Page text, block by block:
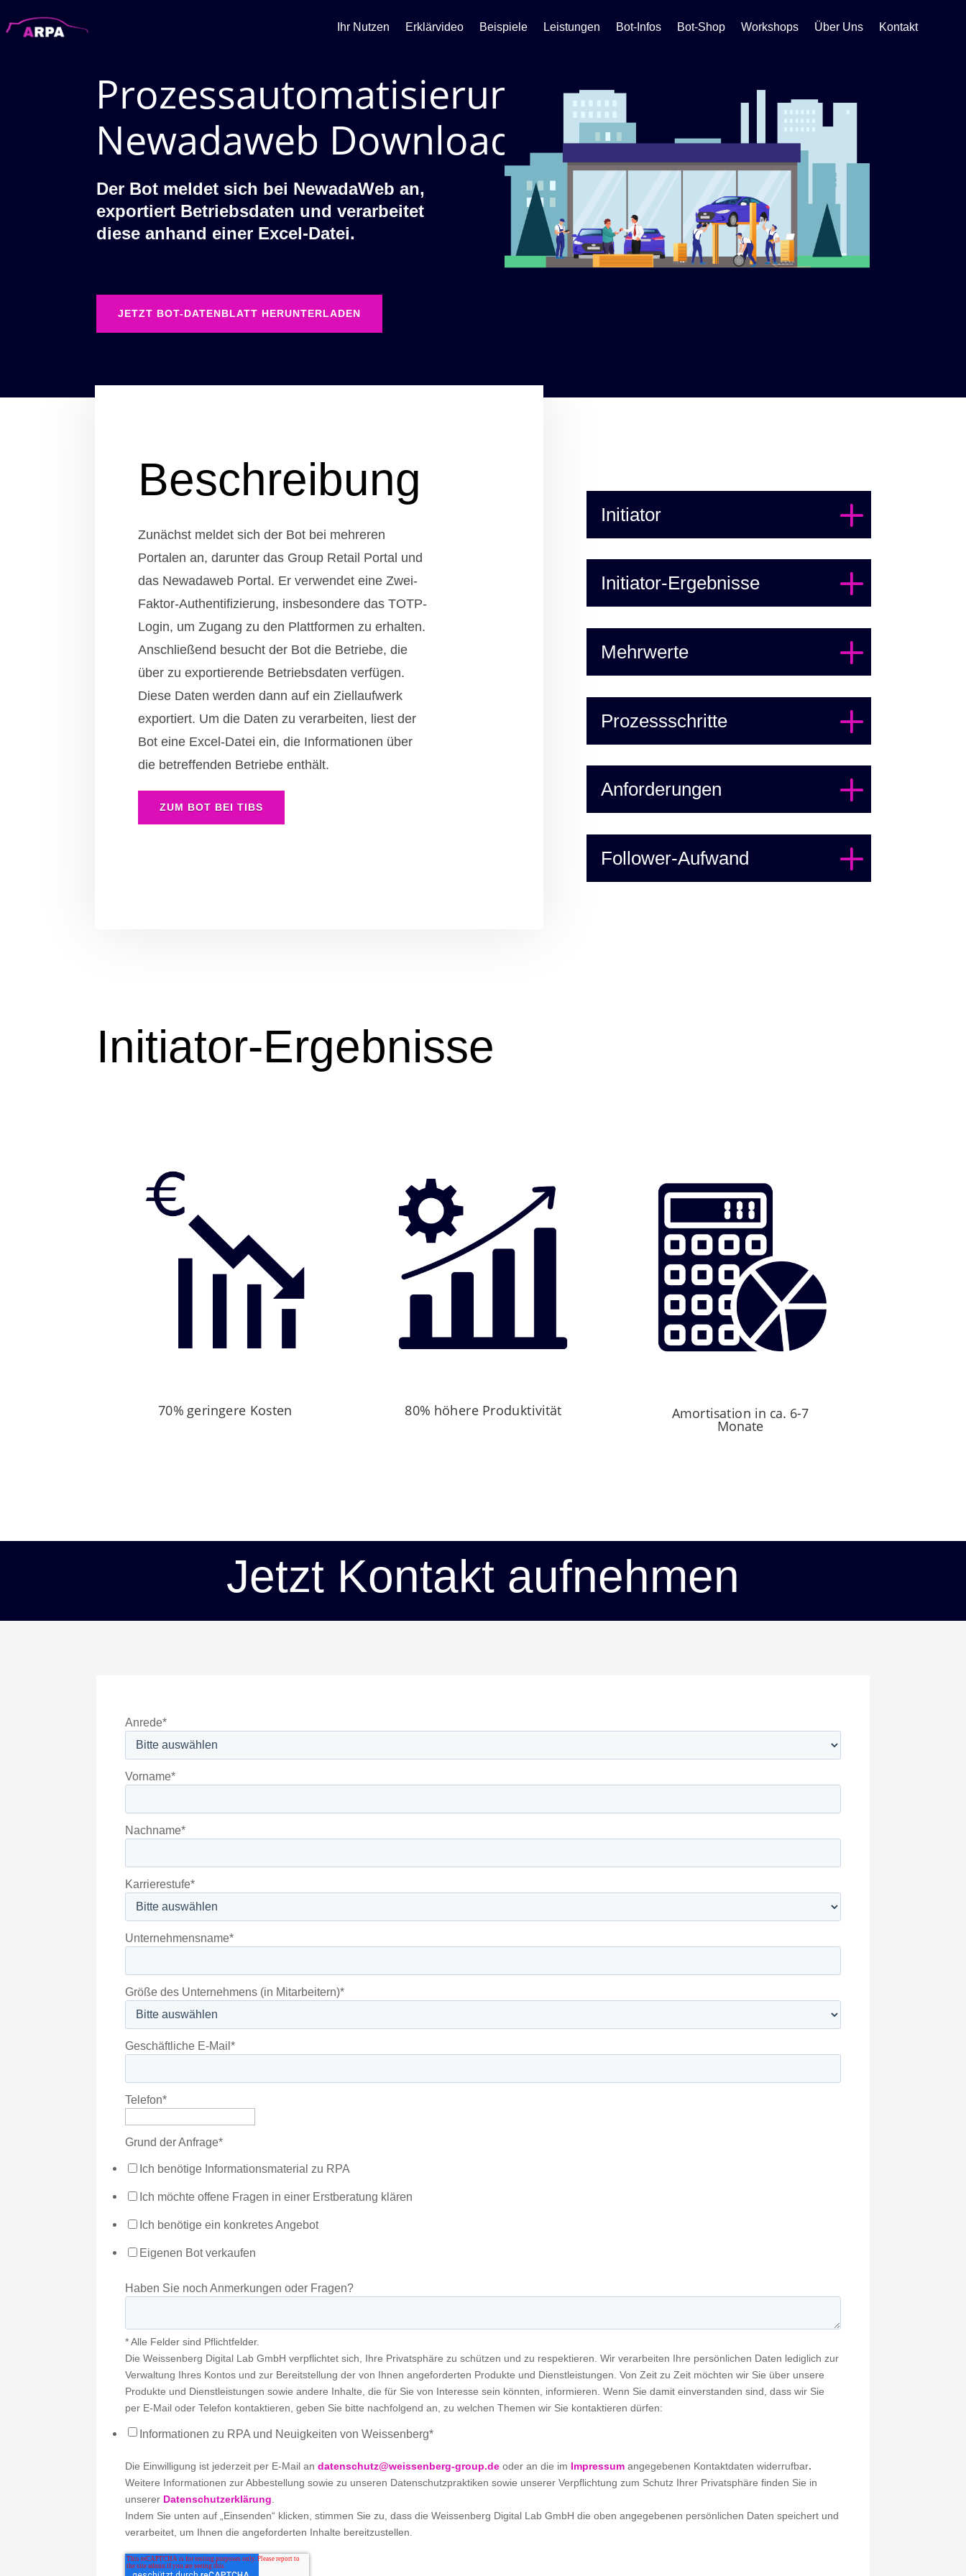
Ihr Nutzen Erklärvideo Beispiele Leistungen Bot-Infos Bot-Shop Workshops Über Uns Kontakt
Prozessautomatisierung
Newadaweb Download
Der Bot meldet sich bei NewadaWeb an,
exportiert Betriebsdaten und verarbeitet
diese anhand einer Excel-Datei.
JETZT BOT-DATENBLATT HERUNTERLADEN
Beschreibung
Zunächst meldet sich der Bot bei mehreren
Portalen an, darunter das Group Retail Portal und
das Newadaweb Portal. Er verwendet eine Zwei-
Faktor-Authentifizierung, insbesondere das TOTP-
Login, um Zugang zu den Plattformen zu erhalten.
Anschließend besucht der Bot die Betriebe, die
über zu exportierende Betriebsdaten verfügen.
Diese Daten werden dann auf ein Ziellaufwerk
exportiert. Um die Daten zu verarbeiten, liest der
Bot eine Excel-Datei ein, die Informationen über
die betreffenden Betriebe enthält.
ZUM BOT BEI TIBS
Initiator
Initiator-Ergebnisse
Mehrwerte
Prozessschritte
Anforderungen
Follower-Aufwand
Initiator-Ergebnisse
70% geringere Kosten 80% höhere Produktivität Amortisation in ca. 6-7
Monate
Jetzt Kontakt aufnehmen
Anrede*
Vorname*
Nachname*
Karrierestufe*
Unternehmensname*
Größe des Unternehmens (in Mitarbeitern)*
Geschäftliche E-Mail*
Telefon*
Grund der Anfrage*
Ich benötige Informationsmaterial zu RPA
Ich möchte offene Fragen in einer Erstberatung klären
Ich benötige ein konkretes Angebot
Eigenen Bot verkaufen
Haben Sie noch Anmerkungen oder Fragen?
* Alle Felder sind Pflichtfelder.
Die Weissenberg Digital Lab GmbH verpflichtet sich, Ihre Privatsphäre zu schützen und zu respektieren. Wir verarbeiten Ihre persönlichen Daten lediglich zur
Verwaltung Ihres Kontos und zur Bereitstellung der von Ihnen angeforderten Produkte und Dienstleistungen. Von Zeit zu Zeit möchten wir Sie über unsere
Produkte und Dienstleistungen sowie andere Inhalte, die für Sie von Interesse sein könnten, informieren. Wenn Sie damit einverstanden sind, dass wir Sie
per E-Mail oder Telefon kontaktieren, geben Sie bitte nachfolgend an, zu welchen Themen wir Sie kontaktieren dürfen:
Informationen zu RPA und Neuigkeiten von Weissenberg*
Die Einwilligung ist jederzeit per E-Mail andatenschutz@weissenberg-group.de oder an die im Impressum angegebenen Kontaktdaten widerrufbar.
Weitere Informationen zur Abbestellung sowie zu unseren Datenschutzpraktiken sowie unserer Verpflichtung zum Schutz Ihrer Privatsphäre finden Sie in
unserer Datenschutzerklärung.
Indem Sie unten auf „Einsenden“ klicken, stimmen Sie zu, dass die Weissenberg Digital Lab GmbH die oben angegebenen persönlichen Daten speichert und
verarbeitet, um Ihnen die angeforderten Inhalte bereitzustellen.